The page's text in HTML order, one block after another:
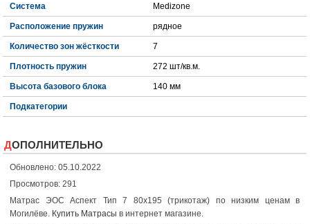
Система Medizone
Расположение пружин рядное
Количество зон жёсткости 7
Плотность пружин 272 шт/кв.м.
Высота базового блока 140 мм
Подкатегории
ДОПОЛНИТЕЛЬНО
Обновлено: 05.10.2022
Просмотров: 291
Матрас ЭОС Аспект Тип 7 80x195 (трикотаж) по низким ценам в
Могилёве. Купить Матрасы в интернет магазине.